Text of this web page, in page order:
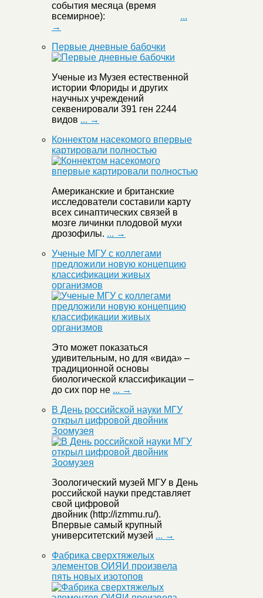
события месяца (время
всемирное): ...
→
Первые дневные бабочки
Ученые из Музея естественной
истории Флориды и других
научных учреждений
секвенировали 391 ген 2244
видов ... →
Коннектом насекомого впервые
картировали полностью
Американские и британские
исследователи составили карту
всех синаптических связей в
мозге личинки плодовой мухи
дрозофилы. ... →
Ученые МГУ с коллегами
предложили новую концепцию
классификации живых
организмов
Это может показаться
удивительным, но для «вида» –
традиционной основы
биологической классификации –
до сих пор не ... →
В День российской науки МГУ
открыл цифровой двойник
Зоомузея
Зоологический музей МГУ в День
российской науки представляет
свой цифровой
двойник (http://izmmu.ru/).
Впервые самый крупный
университетский музей ... →
Фабрика сверхтяжелых
элементов ОИЯИ произвела
пять новых изотопов